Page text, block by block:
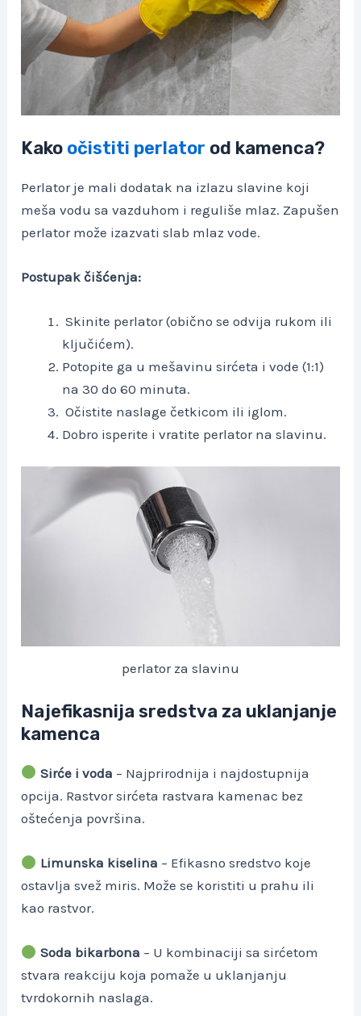
Kako očistiti perlator od kamenca?
Perlator je mali dodatak na izlazu slavine koji
meša vodu sa vazduhom i reguliše mlaz. Zapušen
perlator može izazvati slab mlaz vode.
Postupak čišćenja:
Skinite perlator (obično se odvija rukom ili
ključićem).
Potopite ga u mešavinu sirćeta i vode (1:1)
na 30 do 60 minuta.
Očistite naslage četkicom ili iglom.
Dobro isperite i vratite perlator na slavinu.
perlator za slavinu
Najefikasnija sredstva za uklanjanje
kamenca
Sirće i voda – Najprirodnija i najdostupnija
opcija. Rastvor sirćeta rastvara kamenac bez
oštećenja površina.
Limunska kiselina – Efikasno sredstvo koje
ostavlja svež miris. Može se koristiti u prahu ili
kao rastvor.
Soda bikarbona – U kombinaciji sa sirćetom
stvara reakciju koja pomaže u uklanjanju
tvrdokornih naslaga.